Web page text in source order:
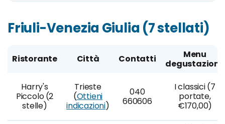
Friuli-Venezia Giulia (7 stellati)
Ristorante Città Contatti
Menu
degustazione
Harry's
Piccolo (2
stelle)
Trieste
(Ottieni
indicazioni)
040
660606
I classici (7
portate,
€170,00)